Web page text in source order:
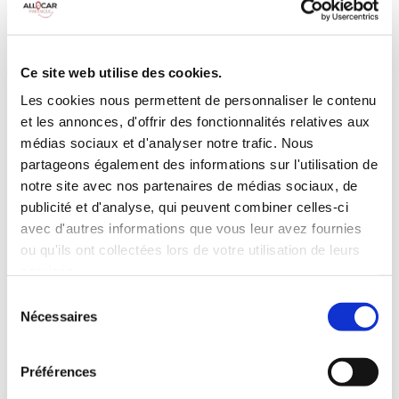
Ce site web utilise des cookies.
Les cookies nous permettent de personnaliser le contenu
et les annonces, d'offrir des fonctionnalités relatives aux
médias sociaux et d'analyser notre trafic. Nous
partageons également des informations sur l'utilisation de
notre site avec nos partenaires de médias sociaux, de
publicité et d'analyse, qui peuvent combiner celles-ci
avec d'autres informations que vous leur avez fournies
ou qu'ils ont collectées lors de votre utilisation de leurs
Nécessaires
Préférences
Galerie de toit Habillage Bois
Camera de recul
Cloison de
INCLUS À LA LOCATION
Killométrage illimité
Assurance tous risques (hors franchise)
Carburant : plein à rendre plein
CONDITIONS DE LOCATION
Age minimum :20 ans